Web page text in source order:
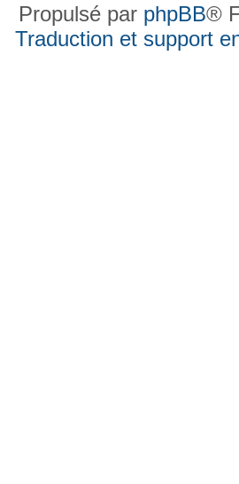
Propulsé par phpBB®
Traduction et support